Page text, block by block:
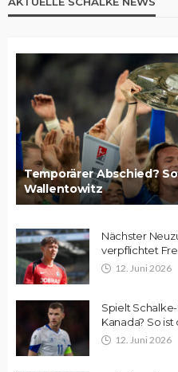
Temporärer Abschied?
Wallentowitz
Nächster
verpflichtet
12. Juni 2026
Spielt
Kanada? So
12. Juni 2026